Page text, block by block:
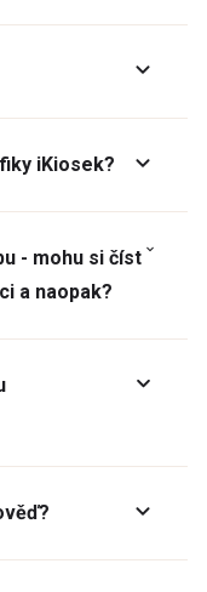
iKiosek?
- mohu si číst
a naopak?